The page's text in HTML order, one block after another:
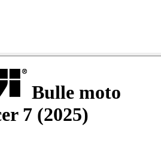
Bulle moto
7 (2025)